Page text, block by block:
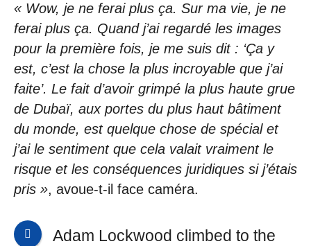
« Wow, je ne ferai plus ça. Sur ma vie, je ne
ferai plus ça. Quand j’ai regardé les images
pour la première fois, je me suis dit : ‘Ça y
est, c’est la chose la plus incroyable que j’ai
faite’. Le fait d’avoir grimpé la plus haute grue
de Dubaï, aux portes du plus haut bâtiment
du monde, est quelque chose de spécial et
j’ai le sentiment que cela valait vraiment le
risque et les conséquences juridiques si j’étais
pris », avoue-t-il face caméra.
Adam Lockwood climbed to the